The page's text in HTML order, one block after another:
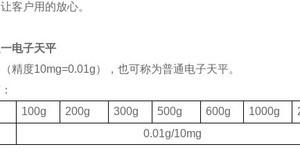
客户用的放心。
电子天平
精度10mg=0.01g），也可称为普通电子天平。
100g 200g 300g 500g 600g 1000g
0.01g/10mg